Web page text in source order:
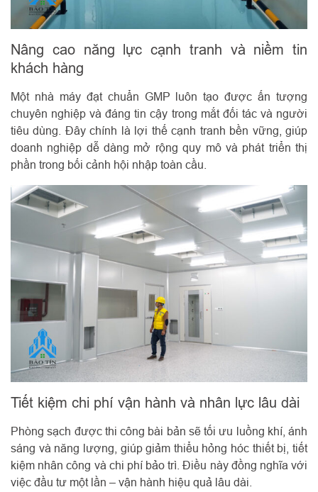
Nâng cao năng lực cạnh tranh và niềm tin
khách hàng
Một nhà máy đạt chuẩn GMP luôn tạo được ấn tượng
chuyên nghiệp và đáng tin cậy trong mắt đối tác và người
tiêu dùng. Đây chính là lợi thế cạnh tranh bền vững, giúp
doanh nghiệp dễ dàng mở rộng quy mô và phát triển thị
phần trong bối cảnh hội nhập toàn cầu.
Tiết kiệm chi phí vận hành và nhân lực lâu dài
Phòng sạch được thi công bài bản sẽ tối ưu luồng khí, ánh
sáng và năng lượng, giúp giảm thiểu hỏng hóc thiết bị, tiết
kiệm nhân công và chi phí bảo trì. Điều này đồng nghĩa với
việc đầu tư một lần – vận hành hiệu quả lâu dài.